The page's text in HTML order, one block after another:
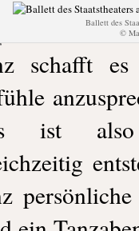
Ballett des
©
schafft
ist also